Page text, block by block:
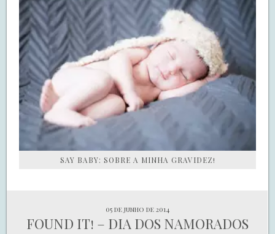
SAY BABY: SOBRE A MINHA GRAVIDEZ!
05 de junho de 2014
FOUND IT! – DIA DOS NAMORADOS